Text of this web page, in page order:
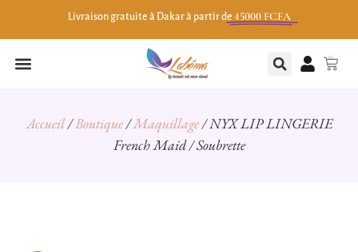
Livraison gratuite à Dakar à partir de 45000 FCFA
0
Accueil/Boutique/Maquillage/ NYX LIP LINGERIE
French Maid / Soubrette